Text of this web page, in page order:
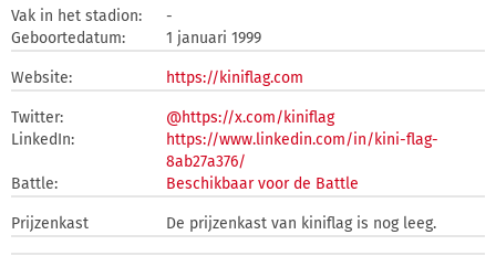
Vak in het stadion:
-
Geboortedatum:
1 januari 1999
Website: https://kiniflag.com
Twitter:
@https://x.com/kiniflag
LinkedIn:
https://www.linkedin.com/in/kini-flag-
8ab27a376/
Battle:
Beschikbaar voor de Battle
Prijzenkast De prijzenkast van kiniflag is nog leeg.